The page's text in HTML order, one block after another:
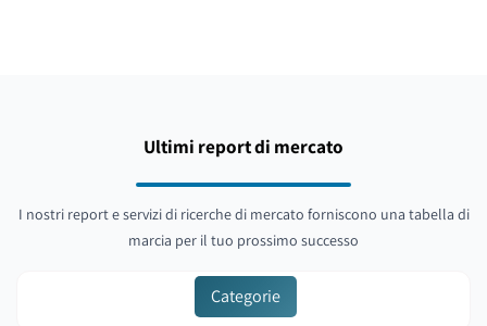
Ultimi report di mercato
I nostri report e servizi di ricerche di mercato forniscono una tabella di
marcia per il tuo prossimo successo
Categorie